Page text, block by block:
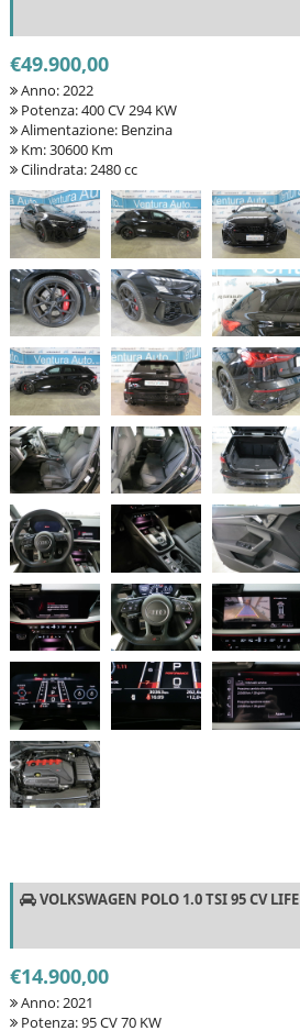
€49.900,00
Anno: 2022
Potenza: 400 CV 294 KW
Alimentazione: Benzina
Km: 30600 Km
Cilindrata: 2480 cc
VOLKSWAGEN POLO 1.0 TSI 95 CV LIFE
€14.900,00
Anno: 2021
Potenza: 95 CV 70 KW